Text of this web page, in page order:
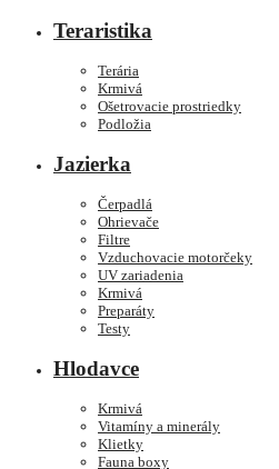
Teraristika
Terária
Krmivá
Ošetrovacie prostriedky
Podložia
Jazierka
Čerpadlá
Ohrievače
Filtre
Vzduchovacie motorčeky
UV zariadenia
Krmivá
Preparáty
Testy
Hlodavce
Krmivá
Vitamíny a minerály
Klietky
Fauna boxy